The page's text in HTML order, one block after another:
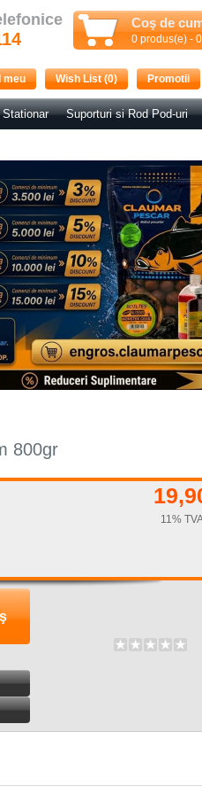
Coş de
0 produs(e) -
Promotii
Wish List (0)
meu
Suporturi si Rod Pod-uri
800gr
11%